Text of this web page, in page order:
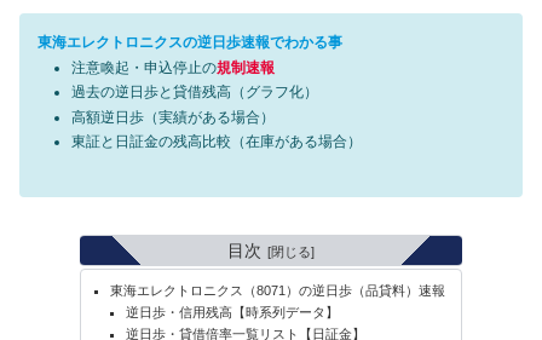
東海エレクトロニクスの逆日歩速報でわかる事
注意喚起・申込停止の規制速報
過去の逆日歩と貸借残高（グラフ化）
高額逆日歩（実績がある場合）
東証と日証金の残高比較（在庫がある場合）
目次
東海エレクトロニクス（8071）の逆日歩（品貸料）速報
逆日歩・信用残高【時系列データ】
逆日歩・貸借倍率一覧リスト【日証金】